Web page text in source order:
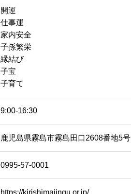
開運
仕事運
家内安全
子孫繁栄
縁結び
子宝
子育て
9:00-16:30
鹿児島県霧島市霧島田口2608番地5号
0995-57-0001